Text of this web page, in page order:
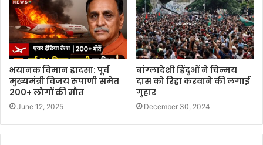
भयानक विमान हादसा: पूर्व
मुख्यमंत्री विजय रुपाणी समेत
200+ लोगों की मौत
June 12, 2025
बांग्लादेशी हिंदुओं ने चिन्मय
दास को रिहा करवाने की लगाई
गुहार
December 30, 2024